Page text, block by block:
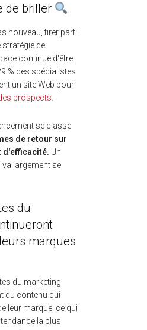
de briller
nouveau, tirer parti
stratégie de
continue d'être
% des spécialistes
un site Web pour
prospects.
se classe
de retour sur
d'efficacité. Un
largement se
du
marques
du marketing
du contenu qui
leur marque, ce qui
la plus